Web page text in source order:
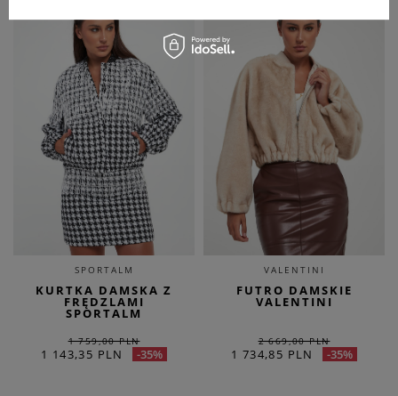
SPORTALM
KURTKA DAMSKA Z
FRĘDZLAMI
SPORTALM
1 759,00 PLN
1 143,35 PLN -35%
VALENTINI
FUTRO DAMSKIE
VALENTINI
2 669,00 PLN
1 734,85 PLN -35%